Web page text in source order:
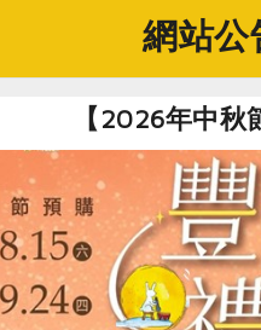
山純淨、自然甘甜山泉水，
關鍵
綠豆芽 # 豆芽菜
網站公
【2026年中秋